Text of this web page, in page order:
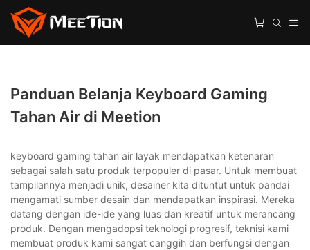
Panduan Belanja Keyboard Gaming
Tahan Air di Meetion
keyboard gaming tahan air layak mendapatkan ketenaran
sebagai salah satu produk terpopuler di pasar. Untuk membuat
tampilannya menjadi unik, desainer kita dituntut untuk pandai
mengamati sumber desain dan mendapatkan inspirasi. Mereka
datang dengan ide-ide yang luas dan kreatif untuk merancang
produk. Dengan mengadopsi teknologi progresif, teknisi kami
membuat produk kami sangat canggih dan berfungsi dengan